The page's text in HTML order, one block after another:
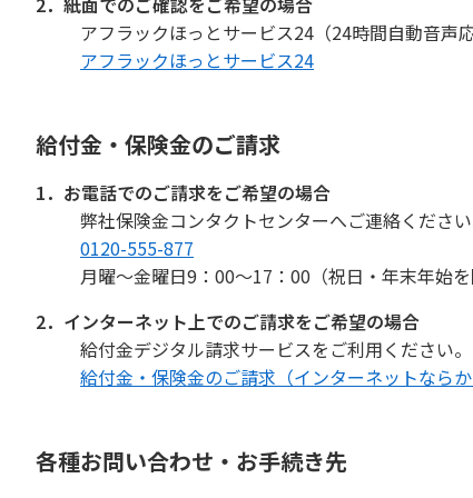
アフラックほっとサービス24（24時間自動音声
アフラックほっとサービス24
給付金・保険金のご請求
1．お電話でのご請求をご希望の場合
弊社保険金コンタクトセンターへご連絡ください
0120-555-877
月曜〜金曜日9：00〜17：00（祝日・年末年始を
2．インターネット上でのご請求をご希望の場合
給付金デジタル請求サービスをご利用ください。
給付金・保険金のご請求（インターネットならか
各種お問い合わせ・お手続き先